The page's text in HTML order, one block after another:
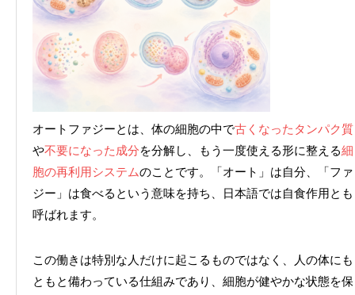
オートファジーとは、体の細胞の中で古くなったタンパク質
や不要になった成分を分解し、もう一度使える形に整える細
胞の再利用システムのことです。「オート」は自分、「ファ
ジー」は食べるという意味を持ち、日本語では自食作用とも
呼ばれます。
この働きは特別な人だけに起こるものではなく、人の体にも
ともと備わっている仕組みであり、細胞が健やかな状態を保